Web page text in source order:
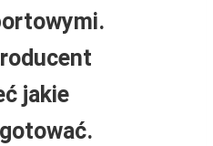
jakie